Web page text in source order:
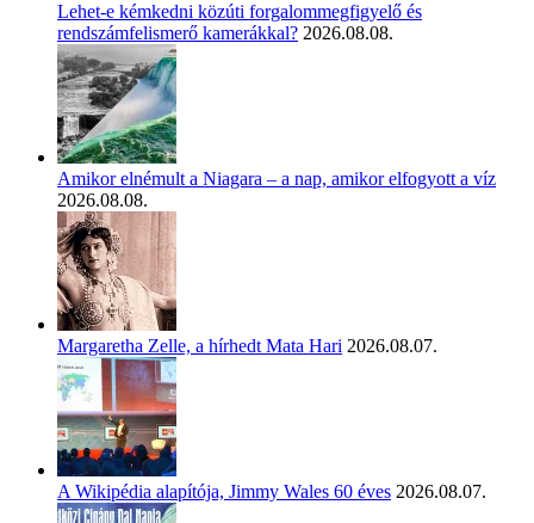
Lehet-e kémkedni közúti forgalommegfigyelő és
rendszámfelismerő kamerákkal? 2026.08.08.
Amikor elnémult a Niagara – a nap, amikor elfogyott a víz
2026.08.08.
Margaretha Zelle, a hírhedt Mata Hari 2026.08.07.
A Wikipédia alapítója, Jimmy Wales 60 éves 2026.08.07.